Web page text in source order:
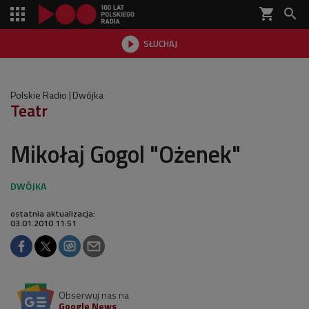
shopping_cart 
 SŁUCHAJ

Polskie Radio Dwójka
Teatr
Mikołaj Gogol "Ożenek"
ostatnia aktualizacja:
03.01.2010 11:51
Obserwuj nas na
Google News